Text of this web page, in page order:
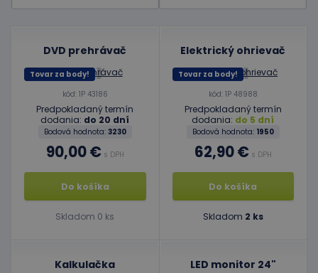
DVD prehrávač
Tovar za body!
kód: 1P 43186
Predpokladaný termín
dodania: do 20 dní
Bodová hodnota: 3230
90,00 € s DPH
Do košíka
Skladom 0 ks
Elektrický ohrievač
Tovar za body!
kód: 1P 48988
Predpokladaný termín
dodania: do 5 dní
Bodová hodnota: 1950
62,90 € s DPH
Do košíka
Skladom 2 ks
Kalkulačka LED monitor 24"